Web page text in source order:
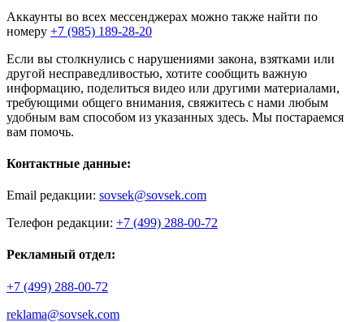
Аккаунты во всех мессенджерах можно также найти по
номеру +7 (985) 189-28-20
Если вы столкнулись с нарушениями закона, взятками или
другой несправедливостью, хотите сообщить важную
информацию, поделиться видео или другими материалами,
требующими общего внимания, свяжитесь с нами любым
удобным вам способом из указанных здесь. Мы постараемся
вам помочь.
Контактные данные:
Email редакции: sovsek@sovsek.com
Телефон редакции: +7 (499) 288-00-72
Рекламный отдел:
+7 (499) 288-00-72
reklama@sovsek.com